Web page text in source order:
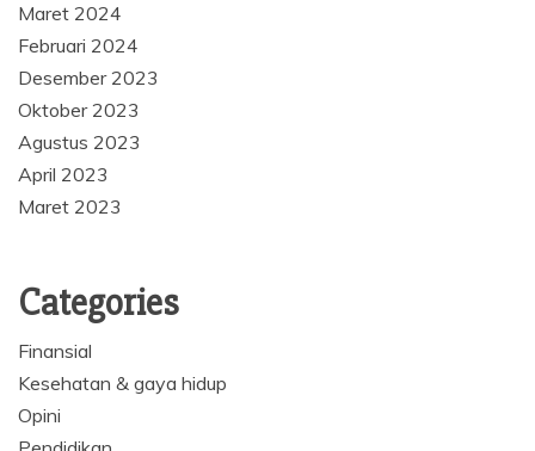
Maret 2024
Februari 2024
Desember 2023
Oktober 2023
Agustus 2023
April 2023
Maret 2023
Categories
Finansial
Kesehatan & gaya hidup
Opini